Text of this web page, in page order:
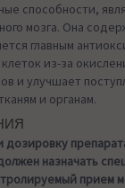
способности,
мозга. Она
главным
из-за
и улучшает
и органам.
дозировку
назначать
прием